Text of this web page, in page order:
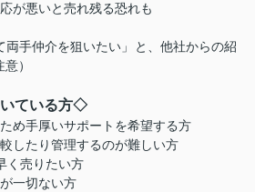
が悪いと売れ残る恐れも
両手仲介を狙いたい」と、他社からの紹
）
ている方◇
め手厚いサポートを希望する方
したり管理するのが難しい方
く売りたい方
一切ない方